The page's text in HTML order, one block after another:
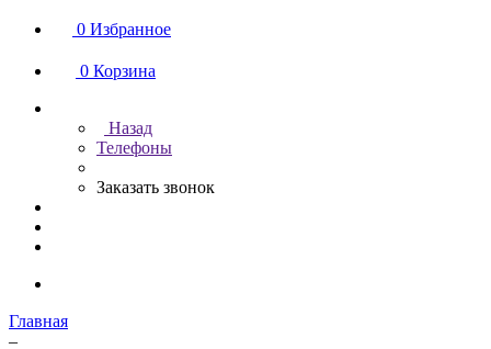
0 Избранное
0 Корзина
Назад
Телефоны
Заказать звонок
Главная
–